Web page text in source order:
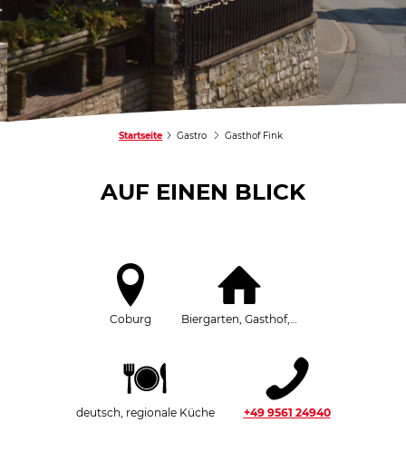
Startseite Gastro Gasthof Fink
AUF EINEN BLICK
Coburg Biergarten, Gasthof,…
deutsch, regionale Küche +49 9561 24940